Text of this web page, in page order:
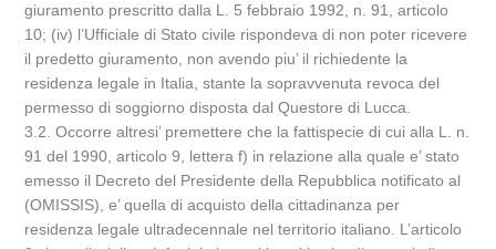
giuramento prescritto dalla L. 5 febbraio 1992, n. 91, articolo
10; (iv) l’Ufficiale di Stato civile rispondeva di non poter ricevere
il predetto giuramento, non avendo piu’ il richiedente la
residenza legale in Italia, stante la sopravvenuta revoca del
permesso di soggiorno disposta dal Questore di Lucca.
3.2. Occorre altresi’ premettere che la fattispecie di cui alla L. n.
91 del 1990, articolo 9, lettera f) in relazione alla quale e’ stato
emesso il Decreto del Presidente della Repubblica notificato al
(OMISSIS), e’ quella di acquisto della cittadinanza per
residenza legale ultradecennale nel territorio italiano. L’articolo